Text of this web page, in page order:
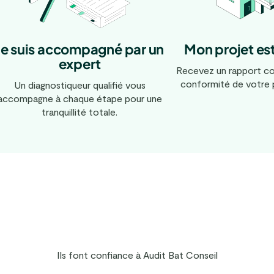
suis accompagné par un
expert
Un diagnostiqueur qualifié vous
à chaque étape pour une
tranquillité totale.
Mon projet
Recevez un rapport
conformité de votre
Ils font confiance à Audit Bat Conseil